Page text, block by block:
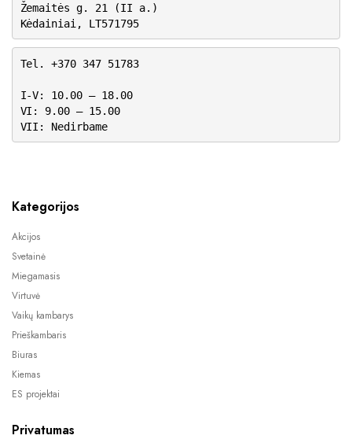
Žemaitės g. 21 (II a.)
Kėdainiai, LT571795
Tel. +370 347 51783
I-V: 10.00 – 18.00
VI: 9.00 – 15.00
VII: Nedirbame
Kategorijos
Akcijos
Svetainė
Miegamasis
Virtuvė
Vaikų kambarys
Prieškambaris
Biuras
Kiemas
ES projektai
Privatumas